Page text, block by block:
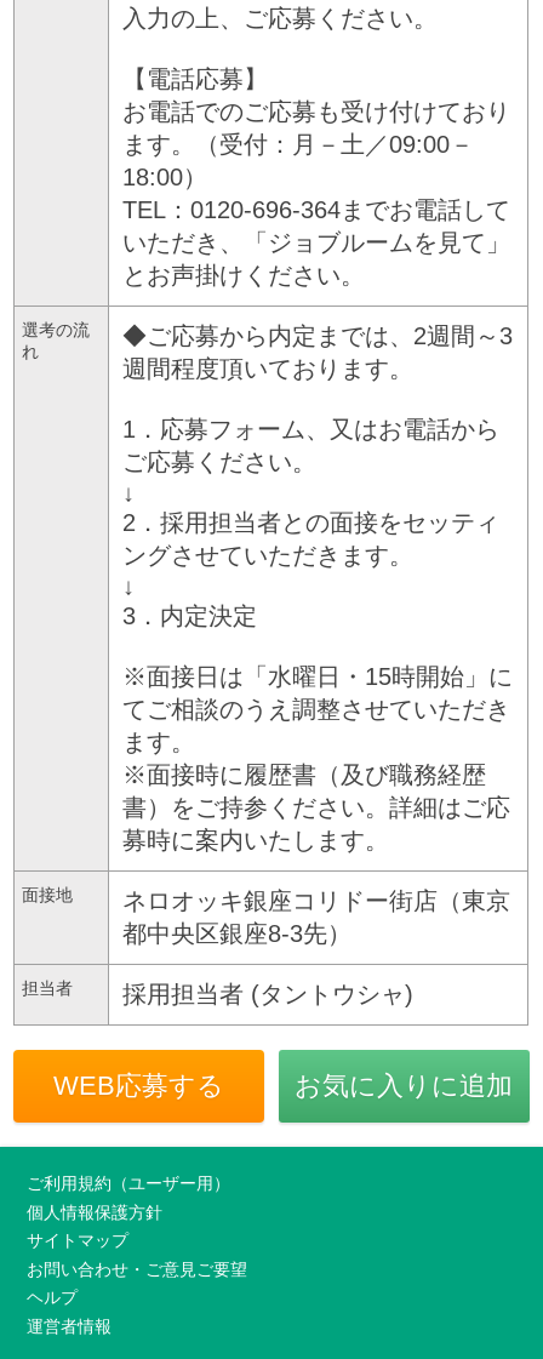
入力の上、ご応募ください。
【電話応募】
お電話でのご応募も受け付けており
ます。（受付：月－土／09:00－
18:00）
TEL：0120-696-364までお電話して
いただき、「ジョブルームを見て」
とお声掛けください。
選考の流
れ
◆ご応募から内定までは、2週間～3
週間程度頂いております。
1．応募フォーム、又はお電話から
ご応募ください。
↓
2．採用担当者との面接をセッティ
ングさせていただきます。
↓
3．内定決定
※面接日は「水曜日・15時開始」に
てご相談のうえ調整させていただき
ます。
※面接時に履歴書（及び職務経歴
書）をご持参ください。詳細はご応
募時に案内いたします。
面接地
ネロオッキ銀座コリドー街店（東京
都中央区銀座8-3先）
担当者 採用担当者 (タントウシャ)
WEB応募する お気に入りに追加
ご利用規約（ユーザー用）
個人情報保護方針
サイトマップ
お問い合わせ・ご意見ご要望
ヘルプ
運営者情報